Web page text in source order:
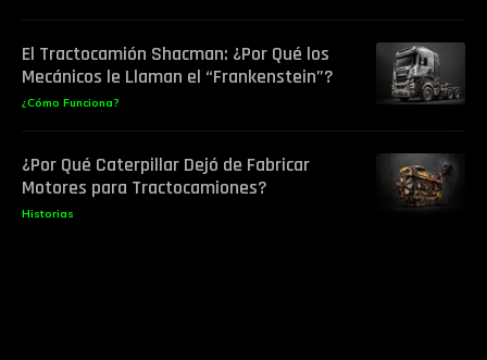
El Tractocamión Shacman: ¿Por Qué los
Mecánicos le Llaman el “Frankenstein”?
¿Cómo Funciona?
¿Por Qué Caterpillar Dejó de Fabricar
Motores para Tractocamiones?
Historias